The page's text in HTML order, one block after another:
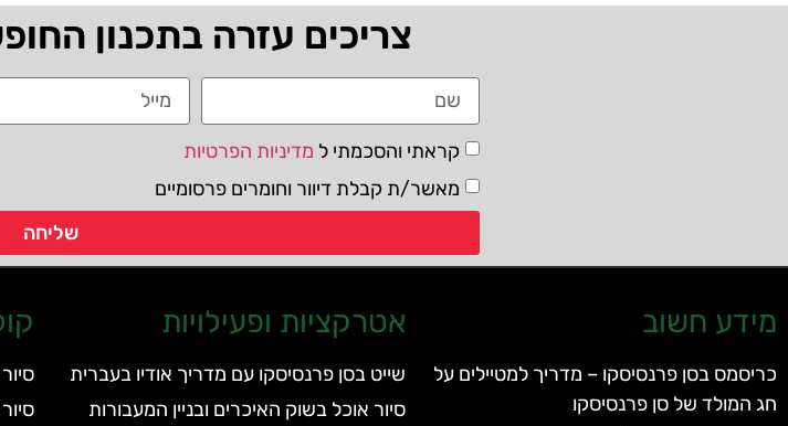
צריכים עזרה בתכנון
קראתי והסכמתי ל מדיניות הפרטיות
מאשר/ת קבלת דיוור וחומרים פרסומיים
שליחה
מידע חשוב
כריסמס בסן פרנסיסקו – מדריך למטיילים על
חג המולד של סן פרנסיסקו
אטרקציות ופעילויות
שייט בסן פרנסיסקו עם מדריך אודיו בעברית
סיור אוכל בשוק האיכרים ובניין המעבורות
סיור אוכל